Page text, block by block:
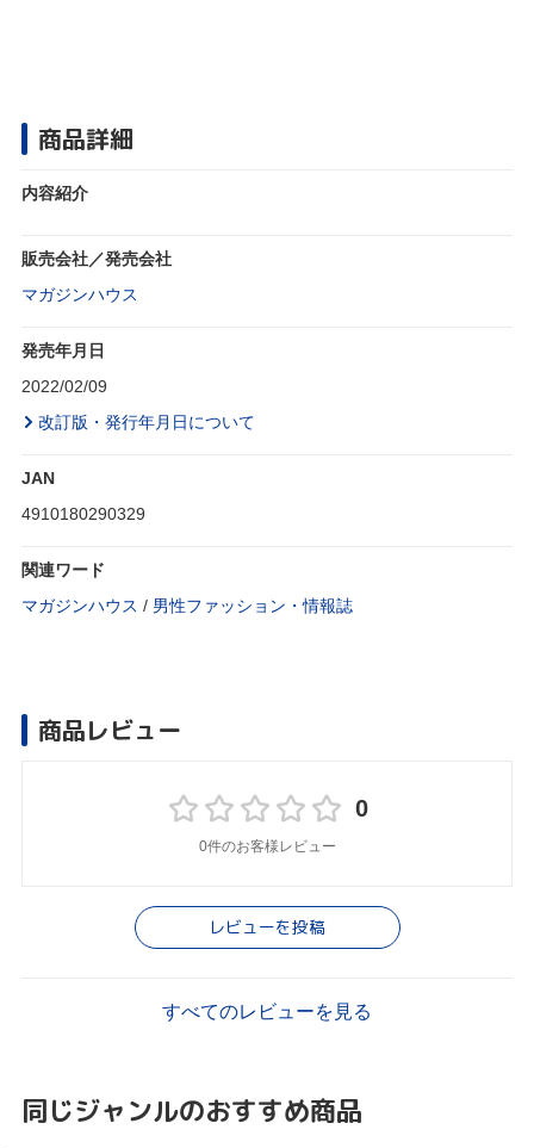
商品詳細
内容紹介
販売会社／発売会社
マガジンハウス
発売年月日
2022/02/09
改訂版・発行年月日について
JAN
4910180290329
関連ワード
マガジンハウス / 男性ファッション・情報誌
商品レビュー
0
0件のお客様レビュー
レビューを投稿
すべてのレビューを見る
同じジャンルのおすすめ商品